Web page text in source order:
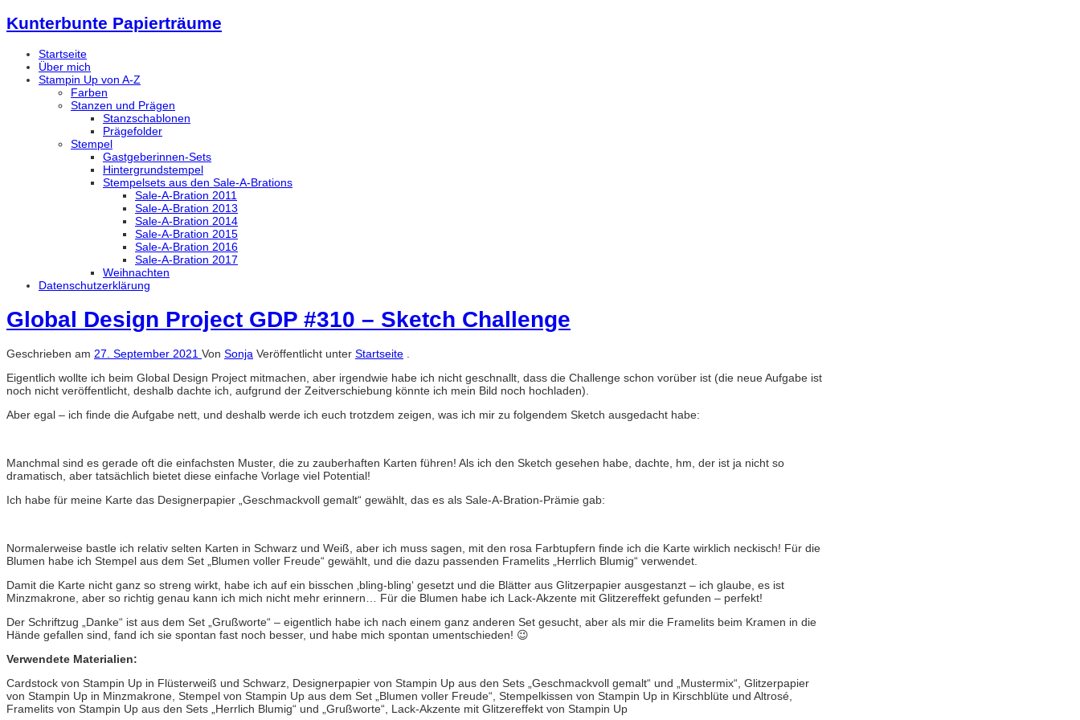
Kunterbunte Papierträume
Startseite
Über mich
Stampin Up von A-Z
Farben
Stanzen und Prägen
Stanzschablonen
Prägefolder
Stempel
Gastgeberinnen-Sets
Hintergrundstempel
Stempelsets aus den Sale-A-Brations
Sale-A-Bration 2011
Sale-A-Bration 2013
Sale-A-Bration 2014
Sale-A-Bration 2015
Sale-A-Bration 2016
Sale-A-Bration 2017
Weihnachten
Datenschutzerklärung
Global Design Project GDP #310 – Sketch Challenge
Geschrieben am 27. September 2021 Von Sonja Veröffentlicht unter Startseite .
Eigentlich wollte ich beim Global Design Project mitmachen, aber irgendwie habe ich nicht geschnallt, dass die Challenge schon vorüber ist (die neue Aufgabe ist
noch nicht veröffentlicht, deshalb dachte ich, aufgrund der Zeitverschiebung könnte ich mein Bild noch hochladen).
Aber egal – ich finde die Aufgabe nett, und deshalb werde ich euch trotzdem zeigen, was ich mir zu folgendem Sketch ausgedacht habe:
Manchmal sind es gerade oft die einfachsten Muster, die zu zauberhaften Karten führen! Als ich den Sketch gesehen habe, dachte, hm, der ist ja nicht so
dramatisch, aber tatsächlich bietet diese einfache Vorlage viel Potential!
Ich habe für meine Karte das Designerpapier „Geschmackvoll gemalt“ gewählt, das es als Sale-A-Bration-Prämie gab:
Normalerweise bastle ich relativ selten Karten in Schwarz und Weiß, aber ich muss sagen, mit den rosa Farbtupfern finde ich die Karte wirklich neckisch! Für die
Blumen habe ich Stempel aus dem Set „Blumen voller Freude“ gewählt, und die dazu passenden Framelits „Herrlich Blumig“ verwendet.
Damit die Karte nicht ganz so streng wirkt, habe ich auf ein bisschen ‚bling-bling‘ gesetzt und die Blätter aus Glitzerpapier ausgestanzt – ich glaube, es ist
Minzmakrone, aber so richtig genau kann ich mich nicht mehr erinnern… Für die Blumen habe ich Lack-Akzente mit Glitzereffekt gefunden – perfekt!
Der Schriftzug „Danke“ ist aus dem Set „Grußworte“ – eigentlich habe ich nach einem ganz anderen Set gesucht, aber als mir die Framelits beim Kramen in die
Hände gefallen sind, fand ich sie spontan fast noch besser, und habe mich spontan umentschieden! 😉
Verwendete Materialien:
Cardstock von Stampin Up in Flüsterweiß und Schwarz, Designerpapier von Stampin Up aus den Sets „Geschmackvoll gemalt“ und „Mustermix“, Glitzerpapier
von Stampin Up in Minzmakrone, Stempel von Stampin Up aus dem Set „Blumen voller Freude“, Stempelkissen von Stampin Up in Kirschblüte und Altrosé,
Framelits von Stampin Up aus den Sets „Herrlich Blumig“ und „Grußworte“, Lack-Akzente mit Glitzereffekt von Stampin Up